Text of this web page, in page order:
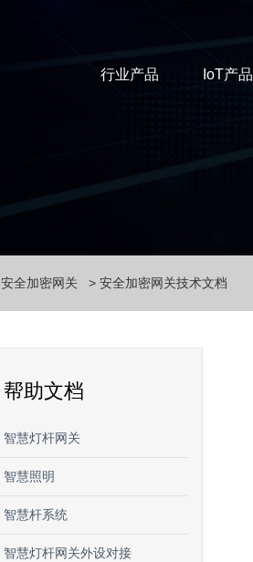
行业产品 IoT产品
安全加密网关 安全加密网关技术文档
帮助文档
智慧灯杆网关
智慧照明
智慧杆系统
智慧灯杆网关外设对接